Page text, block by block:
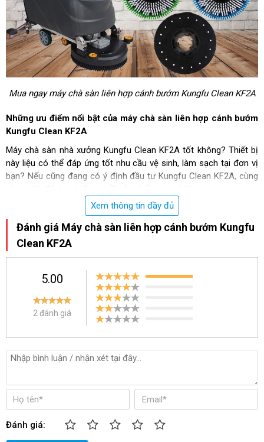
Mua ngay máy chà sàn liên hợp cánh bướm Kungfu Clean KF2A
Những ưu điểm nổi bật của máy chà sàn liên hợp cánh bướm
Kungfu Clean KF2A
Máy chà sàn nhà xưởng Kungfu Clean KF2A tốt không? Thiết bị
này liệu có thể đáp ứng tốt nhu cầu vệ sinh, làm sạch tại đơn vị
bạn? Nếu cũng đang có ý định đầu tư Kungfu Clean KF2A, cùng
Thiết kế ấn tượng, hiện đại
Khác với kích thước có phần đồ sộ của các sản phẩmmáy chà
sàn công nghiệp
KF2A thu hút người dùng với kiểu dáng hiện đại, nhỏ gọn.
Máy chỉ có trọng lượng khoảng 75kg với kích thước 1050 x 610 x
1020mm. Khá nhỏ gọn, tiện dụng để người dùng có thể dễ dàng
vận hành máy.
Vệ sinh, làm sạch mặt sàn chuyên nghiệp
Để đảm bảo khả năng làm sạch tốt nhất cho máy, Kungfu Clean
KF2A được trang bị động cơ lõi đồng bền bỉ với công suất motor
xả nước thải cùng lúc đem đến hiệu năng vệ sinh cực kì ấn
tượng. Kungfu Clean KF2A hiện đang được sử dụng rộng rãi tại
nhiều phân xưởng, doanh nghiệp,...
Xem thông tin đầy đủ
Đánh giá Máy chà sàn liên hợp cánh bướm Kungfu
Clean KF2A
5.00
2 đánh giá
Đánh giá: